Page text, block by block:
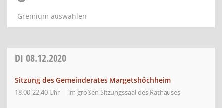
Gremium auswählen
DI 08.12.2020
Sitzung des Gemeinderates Margetshöchheim
18:00-22:40 Uhr im großen Sitzungssaal des Rathauses